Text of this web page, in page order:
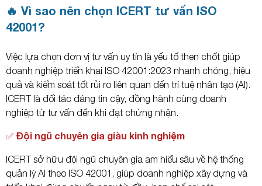
🔥 Vì sao nên chọn ICERT tư vấn ISO
42001?
Việc lựa chọn đơn vị tư vấn uy tín là yếu tố then chốt giúp
doanh nghiệp triển khai ISO 42001:2023 nhanh chóng, hiệu
quả và kiểm soát tốt rủi ro liên quan đến trí tuệ nhân tạo (AI).
ICERT là đối tác đáng tin cậy, đồng hành cùng doanh
nghiệp từ tư vấn đến khi đạt chứng nhận.
✅ Đội ngũ chuyên gia giàu kinh nghiệm
ICERT sở hữu đội ngũ chuyên gia am hiểu sâu về hệ thống
quản lý AI theo ISO 42001, giúp doanh nghiệp xây dựng và